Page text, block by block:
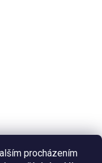
procházením